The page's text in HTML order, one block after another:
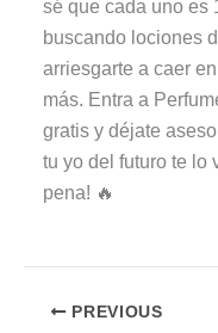
sé que cada uno es
buscando lociones
arriesgarte a caer
más. Entra a
gratis y déjate
tu yo del futuro te lo
pena! 🔥
PREVIOUS